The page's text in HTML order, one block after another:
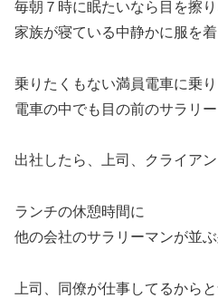
毎朝７時に眠たいなら目を擦
家族が寝ている中静かに服を
乗りたくもない満員電車に乗り
電車の中でも目の前のサラリ
出社したら、上司、クライア
ランチの休憩時間に
他の会社のサラリーマンが並
上司、同僚が仕事してるから